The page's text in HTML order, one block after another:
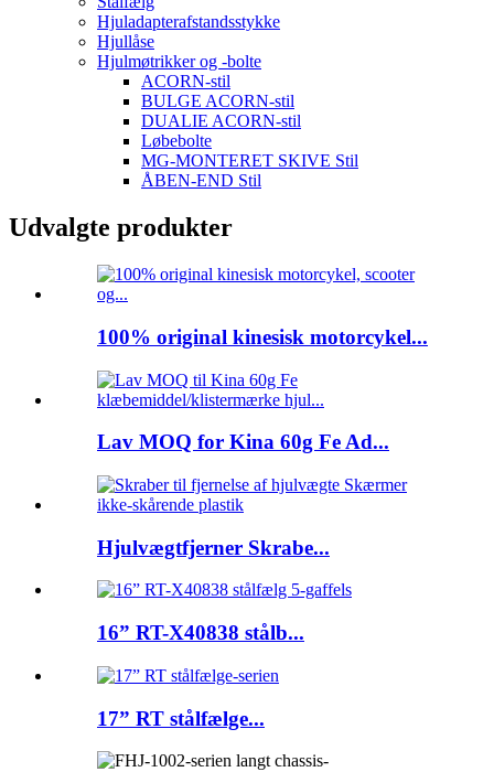
Hjuladapterafstandsstykke
Hjullåse
Hjulmøtrikker og -bolte
ACORN-stil
BULGE ACORN-stil
DUALIE ACORN-stil
Løbebolte
MG-MONTERET SKIVE Stil
ÅBEN-END Stil
Udvalgte produkter
100% original kinesisk motorcykel...
Lav MOQ for Kina 60g Fe Ad...
Hjulvægtfjerner Skrabe...
16” RT-X40838 stålb...
17” RT stålfælge...